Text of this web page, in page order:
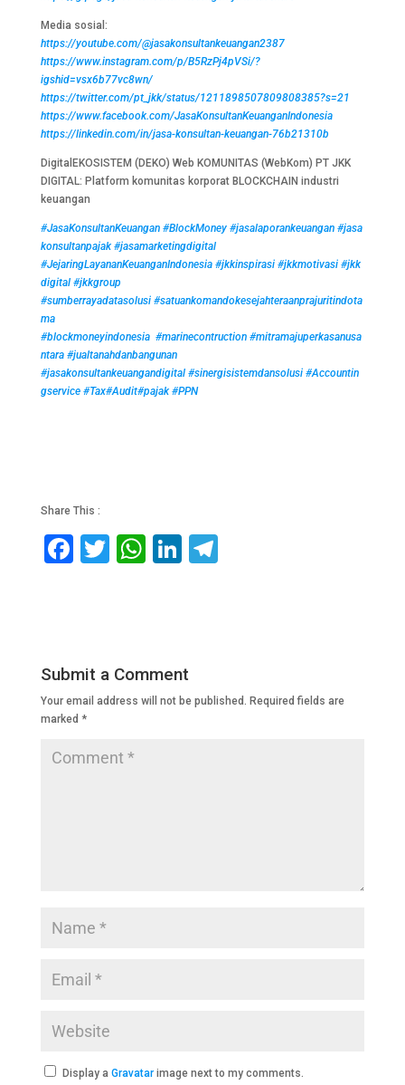
Media sosial:
https://youtube.com/@jasakonsultankeuangan2387
https://www.instagram.com/p/B5RzPj4pVSi/?
igshid=vsx6b77vc8wn/
https://twitter.com/pt_jkk/status/1211898507809808385?s=21
https://www.facebook.com/JasaKonsultanKeuanganIndonesia
https://linkedin.com/in/jasa-konsultan-keuangan-76b21310b
DigitalEKOSISTEM (DEKO) Web KOMUNITAS (WebKom) PT JKK
DIGITAL: Platform komunitas korporat BLOCKCHAIN industri
keuangan
#JasaKonsultanKeuangan #BlockMoney #jasalaporankeuangan #jasa
konsultanpajak #jasamarketingdigital
#JejaringLayananKeuanganIndonesia #jkkinspirasi #jkkmotivasi #jkk
digital #jkkgroup
#sumberrayadatasolusi #satuankomandokesejahteraanprajuritindota
ma
#blockmoneyindonesia #marinecontruction #mitramajuperkasanusa
ntara #jualtanahdanbangunan
#jasakonsultankeuangandigital #sinergisistemdansolusi #Accountin
gservice #Tax#Audit#pajak #PPN
Share This :
F
b
o
o
k
T W
A
p
Li
dI
n
T
m
Submit a Comment
Your email address will not be published. Required fields are
marked *
Display a Gravatarimage next to my comments.